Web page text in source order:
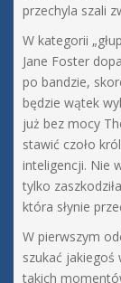
przechyla szali
W kategorii
Jane Foster
po bandzie,
będzie wątek
już bez mocy
stawić czoło
inteligencji. Nie
tylko
która słynie
W pierwszym
szukać
takich